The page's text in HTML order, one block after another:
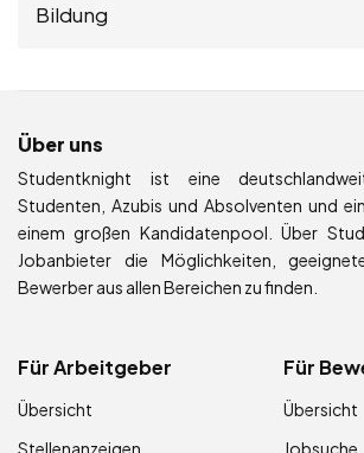
Bildung
Über uns
Studentknight ist eine
Studenten, Azubis und Absolventen und
einem großen Kandidatenpool. Über
Jobanbieter die Möglichkeiten,
Bewerber aus allen Bereichen zu finden.
Für Arbeitgeber
Übersicht
Stellenanzeigen
Für
Übersicht
Jobsuche